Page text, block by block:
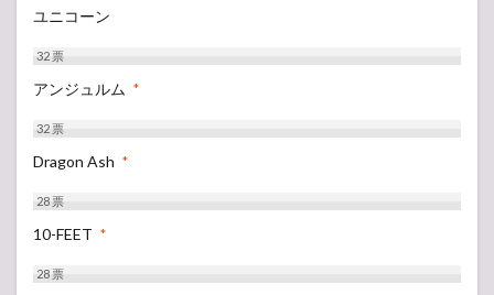
ユニコーン
32票
アンジュルム *
32票
Dragon Ash *
28票
10-FEET *
28票